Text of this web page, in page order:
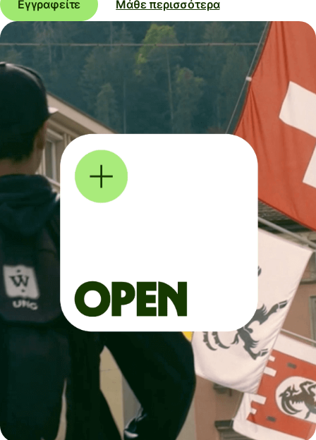
Εγγραφείτε
Μάθε περισσότερα